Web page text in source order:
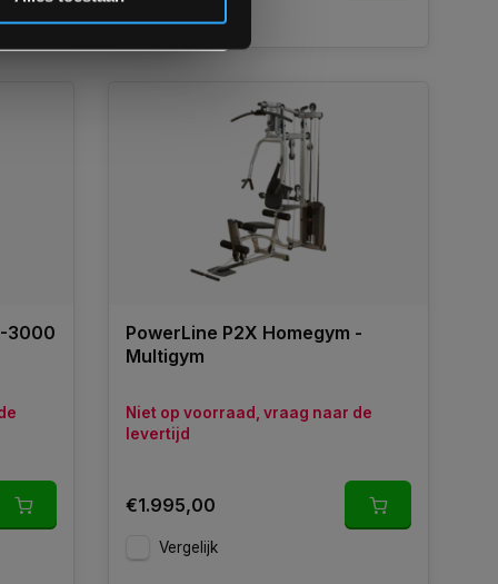
Vergelijk
3000
PowerLine P2X Homegym -
Multigym
Niet op voorraad, vraag naar de
levertijd
€1.995,00
Vergelijk